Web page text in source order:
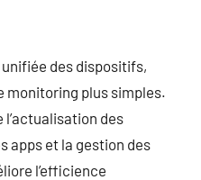
des dispositifs,
monitoring plus simples.
des
apps et la gestion des
l’efficience